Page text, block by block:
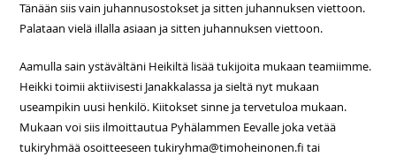
Tänään siis vain juhannusostokset ja sitten juhannuksen viettoon.
Palataan vielä illalla asiaan ja sitten juhannuksen viettoon.
Aamulla sain ystävältäni Heikiltä lisää tukijoita mukaan teamiimme.
Heikki toimii aktiivisesti Janakkalassa ja sieltä nyt mukaan
useampikin uusi henkilö. Kiitokset sinne ja tervetuloa mukaan.
Mukaan voi siis ilmoittautua Pyhälammen Eevalle joka vetää
tukiryhmää osoitteeseen tukiryhma@timoheinonen.fi tai